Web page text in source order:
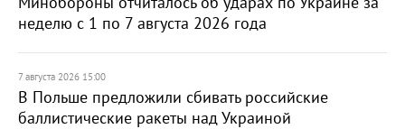
неделю с 1 по 7 августа 2026 года
7 августа 2026 15:00
В Польше предложили сбивать российские
баллистические ракеты над Украиной